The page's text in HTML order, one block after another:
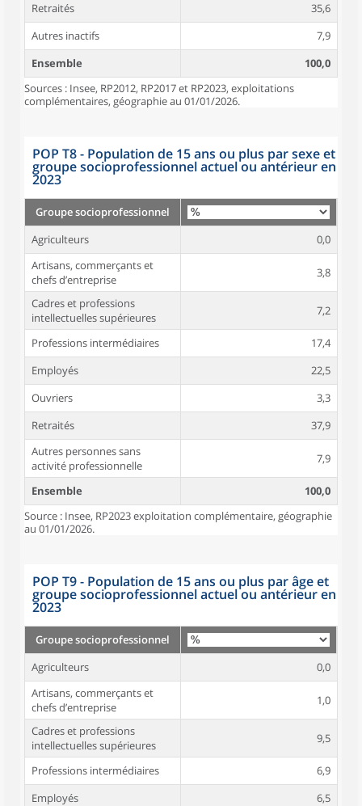
Retraités
35,6
Autres inactifs
7,9
Ensemble
100,0
Sources : Insee, RP2012, RP2017 et RP2023, exploitations
complémentaires, géographie au 01/01/2026.
POP T8 - Population de 15 ans ou plus par sexe et
groupe socioprofessionnel actuel ou antérieur en
2023
Groupe socioprofessionnel
Agriculteurs
0,0
Artisans, commerçants et
chefs d’entreprise
3,8
Cadres et professions
intellectuelles supérieures
7,2
Professions intermédiaires
17,4
Employés
22,5
Ouvriers
3,3
Retraités
37,9
Autres personnes sans
activité professionnelle
7,9
Ensemble
100,0
Source : Insee, RP2023 exploitation complémentaire, géographie
au 01/01/2026.
POP T9 - Population de 15 ans ou plus par âge et
groupe socioprofessionnel actuel ou antérieur en
2023
Groupe socioprofessionnel
Agriculteurs
0,0
Artisans, commerçants et
chefs d’entreprise
1,0
Cadres et professions
intellectuelles supérieures
9,5
Professions intermédiaires
6,9
Employés
6,5